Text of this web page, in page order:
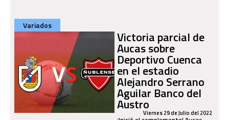
Variados
Victoria parcial de
Aucas sobre
Deportivo Cuenca
en el estadio
Alejandro Serrano
Aguilar Banco del
AustroViernes 29 de Julio del 2022